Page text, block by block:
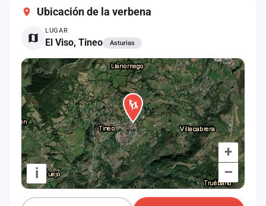
Ubicación de la verbena
LUGAR
El Viso, Tineo Asturias
+
–
i
Contacto